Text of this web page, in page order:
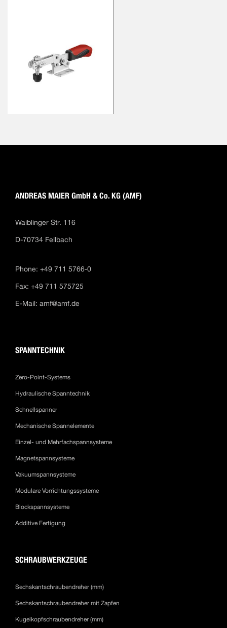
ANDREAS MAIER GmbH & Co. KG (AMF)
Waiblinger Str. 116
D-70734 Fellbach
Phone: +49 711 5766-0
Fax: +49 711 575725
E-Mail: amf@amf.de
SPANNTECHNIK
Zero-Point-Systems
Hydraulische Spanntechnik
Schnellspanner
Mechanische Spannelemente
Einzel- und Mehrfachspannsysteme
Magnetspannsysteme
Vakuumspannsysteme
Modulare Vorrichtungssysteme
Blockspannsysteme
Additive Fertigung
SCHRAUBWERKZEUGE
Sechskantschraubendreher (mm)
Sechskantschraubendreher mit Zapfen
Kugelkopfschraubendreher (mm)